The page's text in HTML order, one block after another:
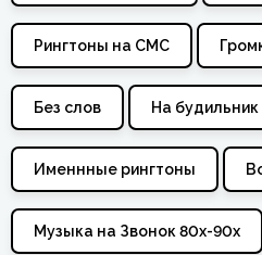
Рингтоны на СМС
Без слов На будильник
Именнные рингтоны
Музыка на Звонок 80х-90х